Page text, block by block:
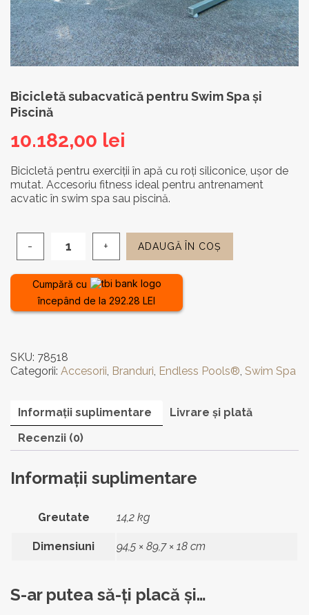
Bicicletă subacvatică pentru Swim Spa și
Piscină
10.182,00 lei
Bicicletă pentru exerciții în apă cu roți siliconice, ușor de
mutat. Accesoriu fitness ideal pentru antrenament
acvatic în swim spa sau piscină.
Cantitate
subacvatică
Swim
ADAUGĂ ÎN COȘ
Cumpără cu
începând de la 292.28 LEI
SKU: 78518
Categorii: Accesorii Branduri Endless Pools® Swim Spa
Informații suplimentare
Livrare și plată
Recenzii (0)
Informații suplimentare
Greutate 14,2 kg
Dimensiuni 94,5 × 89,7 × 18 cm
S-ar putea să-ți placă și…